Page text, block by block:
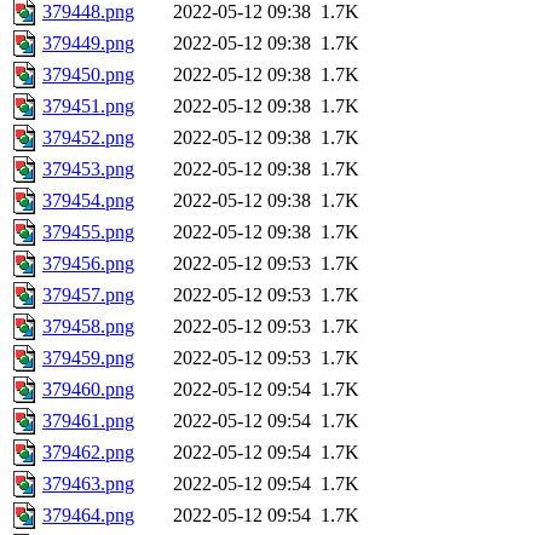
379448.png
2022-05-12 09:38 1.7K
379449.png
2022-05-12 09:38 1.7K
379450.png
2022-05-12 09:38 1.7K
379451.png
2022-05-12 09:38 1.7K
379452.png
2022-05-12 09:38 1.7K
379453.png
2022-05-12 09:38 1.7K
379454.png
2022-05-12 09:38 1.7K
379455.png
2022-05-12 09:38 1.7K
379456.png
2022-05-12 09:53 1.7K
379457.png
2022-05-12 09:53 1.7K
379458.png
2022-05-12 09:53 1.7K
379459.png
2022-05-12 09:53 1.7K
379460.png
2022-05-12 09:54 1.7K
379461.png
2022-05-12 09:54 1.7K
379462.png
2022-05-12 09:54 1.7K
379463.png
2022-05-12 09:54 1.7K
379464.png
2022-05-12 09:54 1.7K